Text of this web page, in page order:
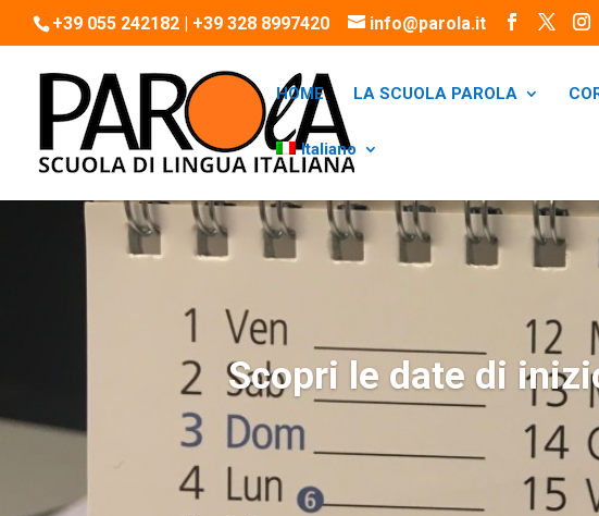
+39 055 242182 | +39 328 8997420 info@parola.it
HOME LA SCUOLA PAROLA
Italiano
Scopri le date di